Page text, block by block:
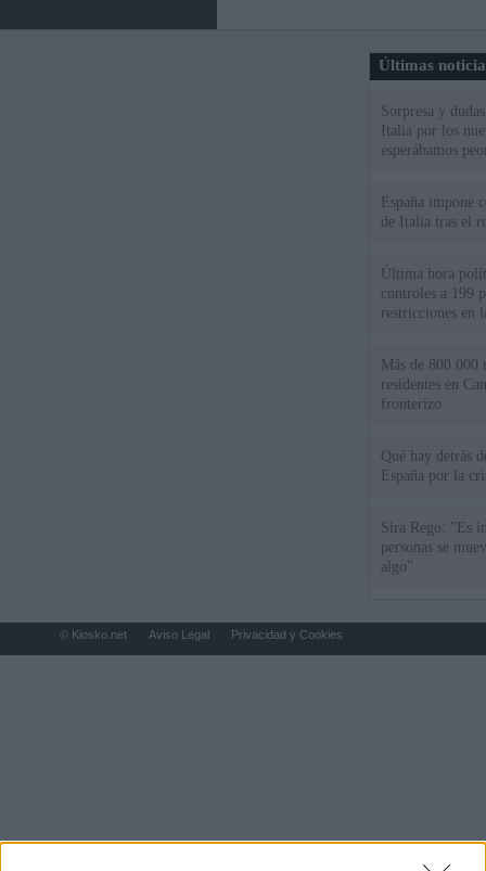
Últimas
Sorpresa y
Italia por los
esperábamos
España impone
de Italia tras el
Última hora
controles a 199
restricciones en
Más de 800.000
residentes en
fronterizo
Qué hay detrás
España por la
Sira Rego: "Es
personas se
algo"
© Kiosko.net Aviso Legal Privacidad y Cookies